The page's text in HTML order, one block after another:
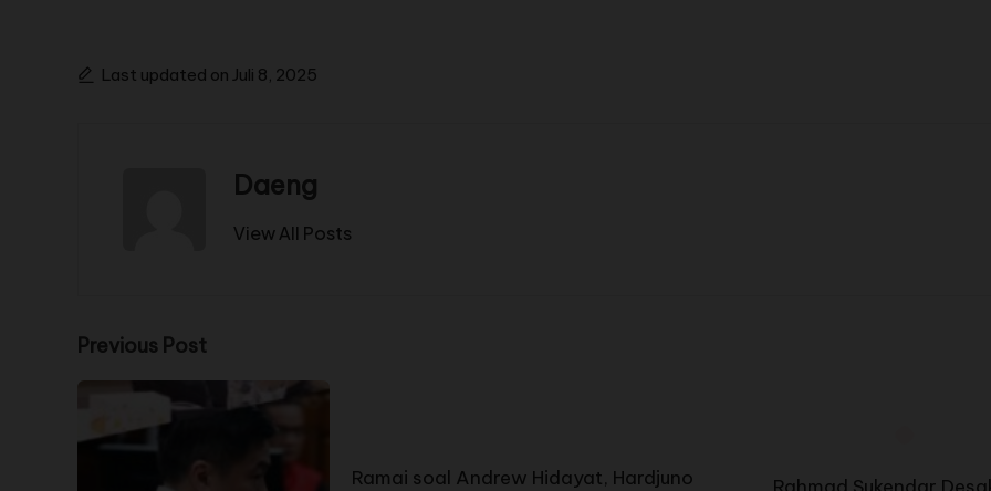
Last updated on Juli 8, 2025
Daeng
View All Posts
Previous Post
Ramai soal Andrew Hidayat, Hardjuno Rahmad Sukendar